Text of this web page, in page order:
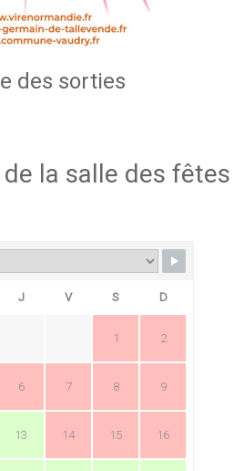
des sorties
la salle des fêtes
J V S D
1 2
6 7 8 9
13 14 15 16